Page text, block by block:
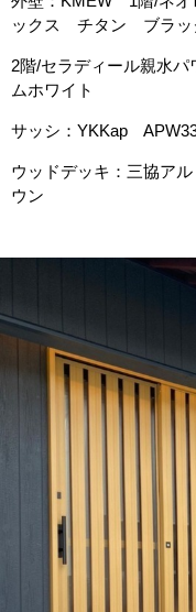
ックス チタン ブラッ
2階/セラディール親水
ムホワイト
サッシ：YKKap
ウッドデッキ：三協ア
ウン